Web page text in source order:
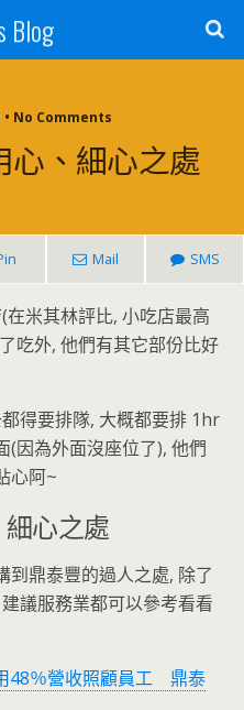
Blog
• No Comments
、細心之處
Mail SMS
米其林評比, 小吃店最高
吃外, 他們有其它部份比好
得要排隊, 大概都要排 1hr
(因為外面沒座位了), 他們
心阿~
心之處
到鼎泰豐的過人之處, 除了
議服務業都可以參考看看
48％營收照顧員工 鼎泰